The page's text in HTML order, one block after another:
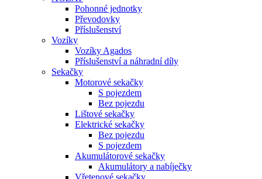
Pohonné jednotky
Převodovky
Příslušenství
Vozíky
Vozíky Agados
Příslušenství a náhradní díly
Sekačky
Motorové sekačky
S pojezdem
Bez pojezdu
Lištové sekačky
Elektrické sekačky
Bez pojezdu
S pojezdem
Akumulátorové sekačky
Akumulátory a nabíječky
Vřetenové sekačky